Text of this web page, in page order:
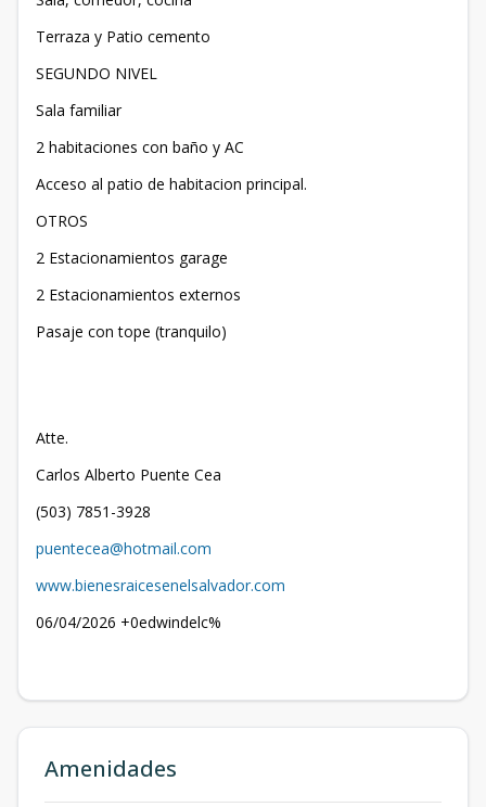
Terraza y Patio cemento
SEGUNDO NIVEL
Sala familiar
2 habitaciones con baño y AC
Acceso al patio de habitacion principal.
OTROS
2 Estacionamientos garage
2 Estacionamientos externos
Pasaje con tope (tranquilo)
Atte.
Carlos Alberto Puente Cea
(503) 7851-3928
puentecea@hotmail.com
www.bienesraicesenelsalvador.com
06/04/2026 +0edwindelc%
Amenidades